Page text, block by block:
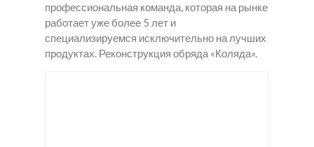
профессиональная команда, которая на рынке
работает уже более 5 лет и
специализируемся исключительно на лучших
продуктах. Реконструкция обряда «Коляда».